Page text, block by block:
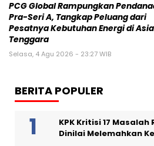
PCG Global Rampungkan
Pra-Seri A, Tangkap Peluang dari
Pesatnya Kebutuhan Energi di Asia
Tenggara
Selasa, 4 Agu 2026 - 23:27 WIB
BERITA POPULER
KPK Kritisi 17 Masalah
Dinilai Melemahkan